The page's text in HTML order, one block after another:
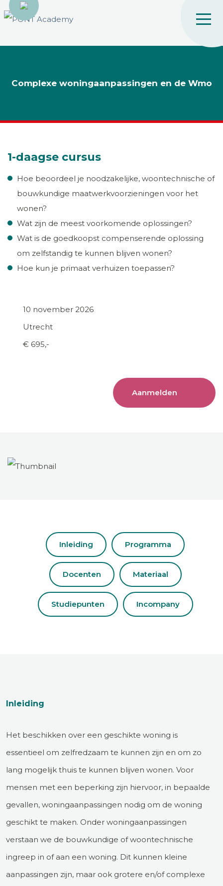
Complexe woningaanpassingen en de Wmo
1-daagse cursus
Hoe beoordeel je noodzakelijke, woontechnische of
bouwkundige maatwerkvoorzieningen voor het
wonen?
Wat zijn de meest voorkomende oplossingen?
Wat is de goedkoopst compenserende oplossing
om zelfstandig te kunnen blijven wonen?
Hoe kun je primaat verhuizen toepassen?
10 november 2026
Utrecht
€ 695,-
Aanmelden
Inleiding Programma
Docenten Materiaal
Studiepunten Incompany
Inleiding
Het beschikken over een geschikte woning is
essentieel om zelfredzaam te kunnen zijn en om zo
lang mogelijk thuis te kunnen blijven wonen. Voor
mensen met een beperking zijn hiervoor, in bepaalde
gevallen, woningaanpassingen nodig om de woning
geschikt te maken. Onder woningaanpassingen
verstaan we de bouwkundige of woontechnische
ingreep in of aan een woning. Dit kunnen kleine
aanpassingen zijn, maar ook grotere en/of complexe